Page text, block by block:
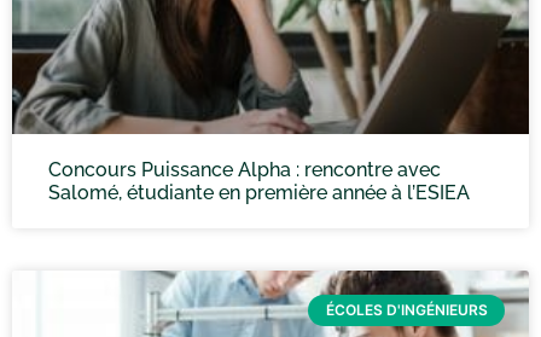
Concours Puissance Alpha : rencontre avec
Salomé, étudiante en première année à l’ESIEA
ÉCOLES D'INGÉNIEURS